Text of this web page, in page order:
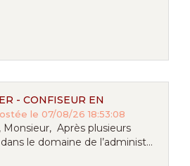
- CONFISEUR EN
le 07/08/26 18:53:08
Monsieur, Après plusieurs
le domaine de l’administ...